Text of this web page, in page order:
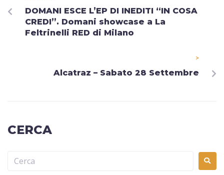
DOMANI ESCE L’EP DI INEDITI “IN COSA
CREDI”. Domani showcase a La
Feltrinelli RED di Milano
>
Alcatraz – Sabato 28 Settembre
CERCA